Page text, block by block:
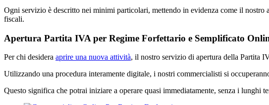
Ogni servizio è descritto nei minimi particolari, mettendo in evidenza come il
fiscali.
Apertura Partita IVA per Regime Forfettario e Semplificato
Per chi desidera aprire una nuova attività, il nostro servizio di apertura della Partita
Utilizzando una procedura interamente digitale, i nostri commercialisti si
Questo significa che potrai iniziare a operare quasi immediatamente, senza i lunghi